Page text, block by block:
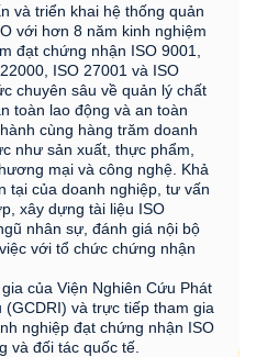
và triển khai hệ thống quản
với hơn 8 năm kinh nghiệm
đạt chứng nhận ISO 9001,
ISO 27001 và ISO
chuyên sâu về quản lý chất
toàn lao động và an toàn
cùng hàng trăm doanh
như sản xuất, thực phẩm,
mại và công nghệ. Khả
tại của doanh nghiệp, tư vấn
xây dựng tài liệu ISO
nhân sự, đánh giá nội bộ
với tổ chức chứng nhận
của Viện Nghiên Cứu Phát
và trực tiếp tham gia
nghiệp đạt chứng nhận ISO
và đối tác quốc tế.